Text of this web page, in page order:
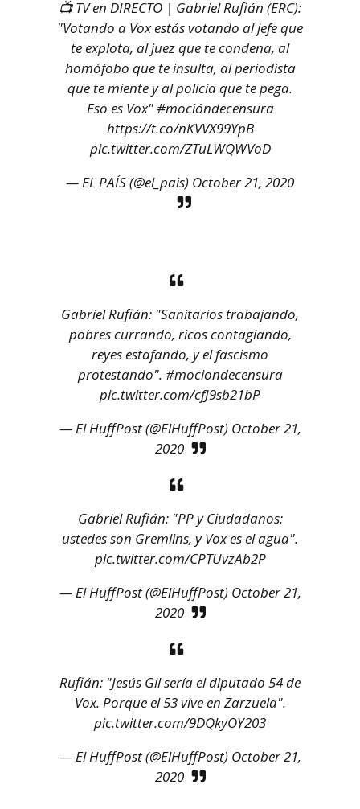
📺 TV en DIRECTO | Gabriel Rufián (ERC):
"Votando a Vox estás votando al jefe que
te explota, al juez que te condena, al
homófobo que te insulta, al periodista
que te miente y al policía que te pega.
Eso es Vox"#mocióndecensura
https://t.co/nKVVX99YpB
pic.twitter.com/ZTuLWQWVoD
— EL PAÍS (@el_pais) October 21, 2020
Gabriel Rufián: "Sanitarios trabajando,
pobres currando, ricos contagiando,
reyes estafando, y el fascismo
protestando". #mociondecensura
pic.twitter.com/cfJ9sb21bP
— El HuffPost (@ElHuffPost) October 21,
2020
Gabriel Rufián: "PP y Ciudadanos:
ustedes son Gremlins, y Vox es el agua".
pic.twitter.com/CPTUvzAb2P
— El HuffPost (@ElHuffPost) October 21,
2020
Rufián: "Jesús Gil sería el diputado 54 de
Vox. Porque el 53 vive en Zarzuela".
pic.twitter.com/9DQkyOY203
— El HuffPost (@ElHuffPost) October 21,
2020